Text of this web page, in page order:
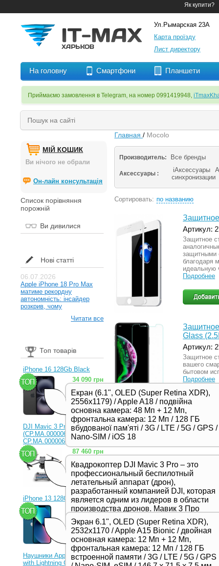
Як купити?
Ул.Рымарская 23А
Карта проїзду
Лист директору
На головну Смартфони Планшети
Приймаємо замовлення в Telegram, на номер 0991419948,
МІЙ КОШИК
Ви нічого не обрали
Он-лайн консультація
Список порівняння
порожній
Ви дивилися
Нові статті
06.07.2026
Apple iPhone 18 Pro Max
матиме рекордну
автономність: інсайдер
розкрив, чому
Читати все
Топ товарів
iPhone 16 128Gb Black
Екран (6.1", OLED (Super Retina XDR),
2556x1179) / Apple A18 / подвійна
основна камера: 48 Мп + 12 Мп,
фронтальна камера: 12 Мп / 128 ГБ
вбудованої пам'яті / 3G / LTE / 5G / GPS /
Nano-SIM / iOS 18
34 090 грн
DJI Mavic 3 Pro (RC)
(CP.MA.00000654.01,
CP.MA.00000656.01)
Квадрокоптер DJI Mavic 3 Pro – это
профессиональный беспилотный
летательный аппарат (дрон),
разработанный компанией DJI, которая
является одним из лидеров в области
производства дронов. Мавик 3 Про
представляет собой новейшую модель
в серии Mavic и отличается высоким
качеством съемки, продвинутыми
функциями и улучшенной
производительностью,
предназначенной для
87 460 грн
iPhone 13 128Gb Blue
Экран 6.1", OLED (Super Retina XDR),
2532x1170 / Apple A15 Bionic / двойная
основная камера: 12 Мп + 12 Мп,
фронтальная камера: 12 Мп / 128 ГБ
встроенной памяти / 3G / LTE / 5G / GPS
23 330 грн
Наушники Apple EarPods
with Lightning Connector
Главная / Mocolo
Производитель: Все бренды
Аксессуары : iАксессуары
синхронизации
Сортировать: по названию
Артикул:
Защитное
защитными
благодаря
идеальную
Подробнее
Glass
Артикул:
Защитное
вашего
бытовом
Подробнее